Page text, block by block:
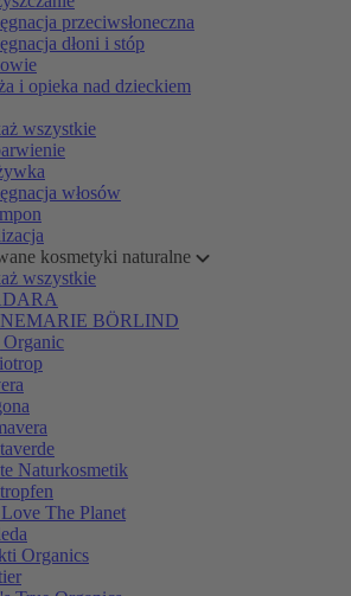
przeciwsłoneczna
dłoni i stóp
i opieka nad dzieckiem
wszystkie
włosów
kosmetyki naturalne
wszystkie
BÖRLIND
Naturkosmetik
The Planet
Organics